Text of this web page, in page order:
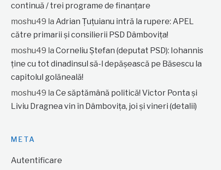
continuă / trei programe de finanțare
moshu49 la Adrian Țuțuianu intră la rupere: APEL
către primarii și consilierii PSD Dâmbovița!
moshu49 laCorneliu Ștefan (deputat PSD): Iohannis
ține cu tot dinadinsul să-l depășească pe Băsescu la
capitolul golăneală!
moshu49 laCe săptămână politică! Victor Ponta și
Liviu Dragnea vin în Dâmbovița, joi și vineri (detalii)
META
Autentificare